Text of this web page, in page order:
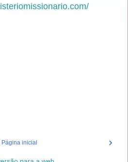
›
Página inicial